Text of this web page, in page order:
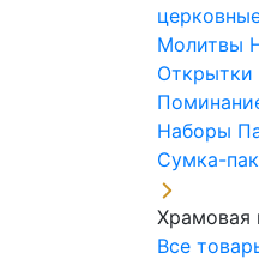
Молитвы
Открытки
Наборы
Сумка-
Храмовая
Все